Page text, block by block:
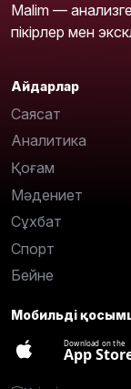
Malim —
пікірлер мен
Айдарлар
Саясат
Аналитика
Қоғам
Мәдениет
Сұхбат
Спорт
Бейне
Мобильді
Download on the
App